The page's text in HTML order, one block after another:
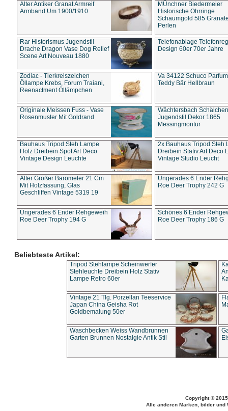
Alter Antiker Granat Armreif
Armband Um 1900/1910
MÜnchner Biedermeier
Historische Ohrringe
Schaumgold 585
Perlen
Rar Historismus Jugendstil
Drache Dragon Vase Dog Relief
Scene Art Nouveau 1880
Telefonablage
Design 60er 70er Jahre
Zodiac - Tierkreiszeichen
Öllampe Krebs, Forum Traiani,
Reenactment Öllämpchen
Va 34122 Schuco
Teddy Bär Hellbraun
Originale Meissen Fuss - Vase
Rosenmuster Mit Goldrand
Wächtersbach Schälchen
Jugendstil Dekor 1865
Messingmontur
Bauhaus Tripod Steh Lampe
Holz Dreibein Spot Art Deco
Vintage Design Leuchte
2x Bauhaus Tripod Steh
Dreibein Stativ Art Deco
Vintage Studio Leucht
Alter Großer Barometer 21 Cm
Mit Holzfassung, Glas
Geschliffen Vintage 5319 19
Ungerades 6 Ender
Roe Deer Trophy 242 G
Ungerades 6 Ender Rehgeweih
Roe Deer Trophy 194 G
Schönes 6 Ender
Roe Deer Trophy 186 G
Beliebteste Artikel:
Tripod Stehlampe Scheinwerfer
Stehleuchte Dreibein Holz Stativ
Lampe Retro 60er
Vintage 21 Tlg. Porzellan Teeservice
Japan China Geisha Rot
Goldbemalung 50er
Waschbecken Weiss Wandbrunnen
Garten Brunnen Nostalgie Antik Stil
Copyright ©
Alle anderen Marken, bilder und